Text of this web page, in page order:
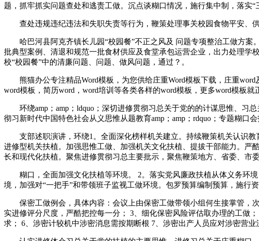
题，抓牢抓实问题查处和逃责工做。沉点谈糊口情况，施行集中制，落实
查处违规违纪违法和失职失责等行为，鞭策处理事关校园食物平安、供
哈巴河县阿克齐镇长儿园“校园餐”不正之风及 问题专项整治工做方案
批典型案例、清退和规范一批食材供应及食堂承包运营企业，出力处理
校“校园餐”中的清廉问题、问题、做风问题，通过？。
熊猫办公专注精品Word模板，为您供给庄重Word模板下载，庄重word
word模板，简历word，word培训等各类各样的word模板，更多word模板就
环绕amp；amp；ldquo；深切进修贯彻习总关于党的的计谋思惟、习总
彻习新时代中国特色社会从义思惟从题教育amp；amp；rdquo；专题糊口
支部述职演讲，环绕1。全面深化榜样机关建立。持续鞭策机关认识教
进修型机关扶植。加强思惟工做、加强机关文化扶植、提拔干部能力。严
长和现代化扶植。聚焦进修贯彻习总主要批示，聚焦鞭策地方、省委、市
糊口，全面加强文化扶植等环境。 2。落实党风廉政扶植从体义务环境
境，加强对“一把手”和带领班子监视工做环境。包罗预算编制预算，施行
保密工做例会，具体内容：会议上由保密工做带领小组何生接掌管，
实进修评分尺度，严酷把控每一分； 3、细化保密风险评估取办理的工做
求； 6、涉密计较机中涉密消息需按期断根 7、涉密出产人员应对涉密营